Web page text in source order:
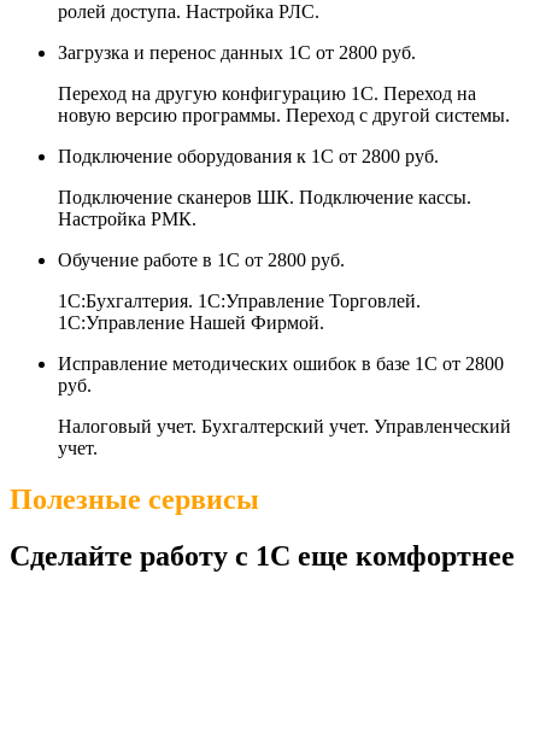
ролей доступа. Настройка РЛС.
Загрузка и перенос данных 1С от 2800 руб.
Переход на другую конфигурацию 1С. Переход на
новую версию программы. Переход с другой системы.
Подключение оборудования к 1С от 2800 руб.
Подключение сканеров ШК. Подключение кассы.
Настройка РМК.
Обучение работе в 1С от 2800 руб.
1С:Бухгалтерия. 1С:Управление Торговлей.
1С:Управление Нашей Фирмой.
Исправление методических ошибок в базе 1С от 2800
руб.
Налоговый учет. Бухгалтерский учет. Управленческий
учет.
Полезные сервисы
Сделайте работу с 1С еще комфортнее